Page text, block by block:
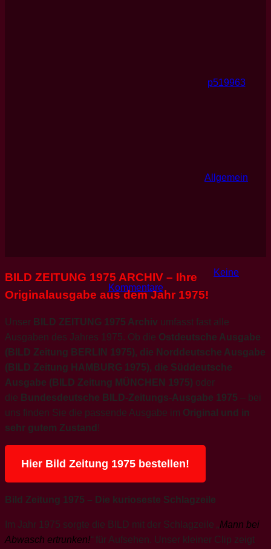
p519963
Allgemein
Keine
Kommentare
BILD ZEITUNG 1975 ARCHIV – Ihre
Originalausgabe aus dem Jahr 1975!
Unser BILD ZEITUNG 1975 Archiv umfasst fast alle
Ausgaben des Jahres 1975. Ob die Ostdeutsche Ausgabe
(BILD Zeitung BERLIN 1975), die Norddeutsche Ausgabe
(BILD Zeitung HAMBURG 1975), die Süddeutsche
Ausgabe (BILD Zeitung MÜNCHEN 1975) oder
die Bundesdeutsche BILD-Zeitungs-Ausgabe 1975 – bei
uns finden Sie die passende Ausgabe im Original und in
sehr gutem Zustand !
Hier Bild Zeitung 1975 bestellen!
Bild Zeitung 1975 – Die kurioseste Schlagzeile
Im Jahr 1975 sorgte die BILD mit der Schlagzeile „Mann bei
Abwasch ertrunken!“ für Aufsehen. Unser kleiner Clip zeigt